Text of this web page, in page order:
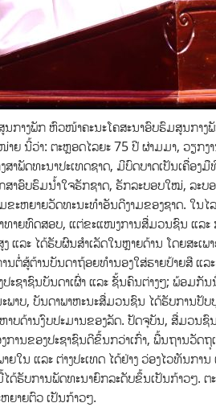
ນກາງພັກ ຫົວໜ້າຄະນະໂຄສະນາອົບຮົມສູນກ
ຍ ນີ້ວ່າ: ຕະຫຼອດໄລຍະ 75 ປີ ຜ່າມມາ, ວຽກ
າພັດທະນາປະເທດຊາດ, ມີບົດບາດເປັນເຄື່ອ
າອົບຮົມນໍ້າໃຈຮັກຊາດ, ຮັກລະບອບໃໝ່, ລະບ
ະຫຍາຍວັດທະນະທຳອັນດີງາມຂອງຊາດ. ໃນ
າທາຍທົດສອບ, ແຕ່ຂະແໜງການສື່ມວນຊົນ ແລ
ະ ໄດ້ຮັບຜົນສໍາເລັດໃນຫຼາຍດ້ານ ໂດຍສະເພາ
ສູ້ຕ້ານບັນດາຖ້ອຍທຳນອງໃສ່ຮາຍປ້າຍສີ ແລ
ຊາຊົນບັນດາເຜົ່າ ແລະ ຊັ້ນຄົນຕ່າງໆ; ພ້ອມ
ະພາບ, ບັນດາພາຫະນະສື່ມວນຊົນ ໄດ້ຮັບກາ
ບດ້ານງົບປະມານຂອງລັດ. ປັດຈຸບັນ, ສື່ມວນ
ານຂອງປະຊາຊົນດີຂຶ້ນກວ່າເກົ່າ, ພື້ນຖານວັ
ໃນ ແລະ ຕ່າງປະເທດ ໄດ້ຢ່າງ ວ່ອງໄວທັນການ
ຮັບການພັດທະນາຍົກລະດັບຂຶ້ນເປັນກ້າວໆ.
ຍາຍຕົວ ເປັນກ້າວໆ.